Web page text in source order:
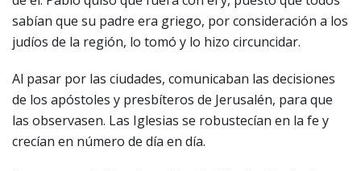
sabían que su padre era griego, por consideración a los
judíos de la región, lo tomó y lo hizo circuncidar.
Al pasar por las ciudades, comunicaban las decisiones
de los apóstoles y presbíteros de Jerusalén, para que
las observasen. Las Iglesias se robustecían en la fe y
crecían en número de día en día.